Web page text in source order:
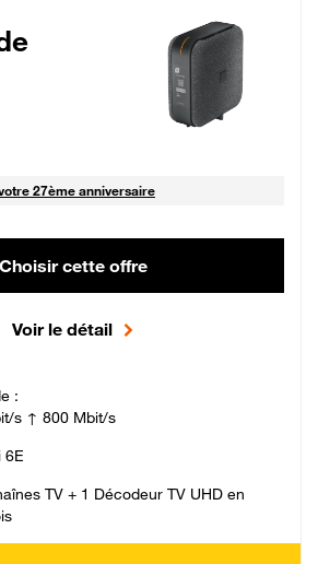
Fibre_18_26
0 mois puis 49,99 € par mois, Sans engagement
27ème anniversaire
Choisir cette offre
Voir le détail
:
s ↑ 800 Mbit/s
6E
TV + 1 Décodeur TV UHD en